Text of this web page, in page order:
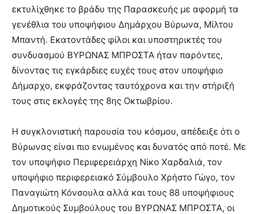
xxx
lyons
teaches
you
the
meaning
of
pain.
hd
porn
εκτυλίχθηκε το βράδυ της Παρασκευής με αφορμή τα
γενέθλια του υποψήφιου Δημάρχου Βύρωνα, Μίλτου
Μπαντή. Εκατοντάδες φίλοι και υποστηρικτές του
συνδυασμού ΒΥΡΩΝΑΣ ΜΠΡΟΣΤΑ ήταν παρόντες,
δίνοντας τις εγκάρδιες ευχές τους στον υποψήφιο
Δήμαρχο, εκφράζοντας ταυτόχρονα και την στήριξή
τους στις εκλογές της 8ης Οκτωβρίου.
Η συγκλονιστική παρουσία του κόσμου, απέδειξε ότι ο
Βύρωνας είναι πιο ενωμένος και δυνατός από ποτέ. Με
τον υποψήφιο Περιφερειάρχη Νίκο Χαρδαλιά, τον
υποψήφιο περιφερειακό Σύμβουλο Χρήστο Γώγο, τον
Παναγιώτη Κόνσουλα αλλά και τους 88 υποψήφιους
Δημοτικούς Συμβούλους του ΒΥΡΩΝΑΣ ΜΠΡΟΣΤΑ, οι